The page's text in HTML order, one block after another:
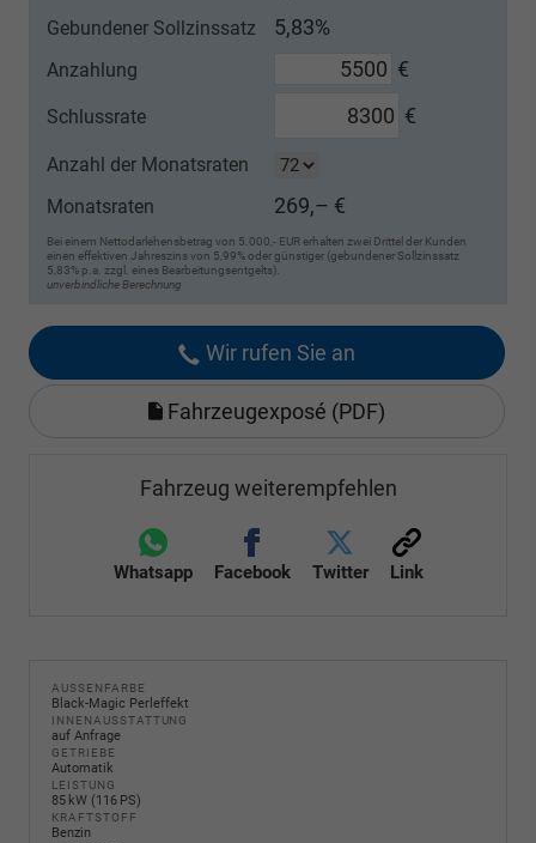
Gebundener Sollzinssatz 5,83%
Anzahlung €
Schlussrate €
Anzahl der Monatsraten
Monatsraten
269,– €
Bei einem Nettodarlehensbetrag von 5.000,- EUR erhalten zwei Drittel der Kunden
einen effektiven Jahreszins von 5,99% oder günstiger (gebundener Sollzinssatz
5,83% p.a. zzgl. eines Bearbeitungsentgelts).
unverbindliche Berechnung
Wir rufen Sie an
Fahrzeugexposé (PDF)
Fahrzeug weiterempfehlen
Whatsapp Facebook Twitter Link
AUSSENFARBE
Black-Magic Perleffekt
INNENAUSSTATTUNG
auf Anfrage
GETRIEBE
Automatik
LEISTUNG
85 kW (116 PS)
KRAFTSTOFF
Benzin